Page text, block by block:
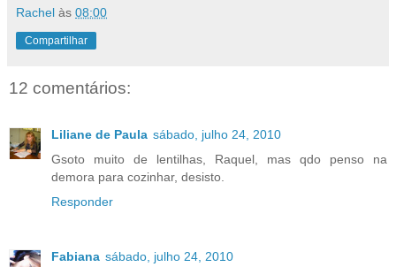
Rachel às 08:00
Compartilhar
12 comentários:
Liliane de Paula sábado, julho 24, 2010
Gsoto muito de lentilhas, Raquel, mas qdo penso na
demora para cozinhar, desisto.
Responder
Fabiana sábado, julho 24, 2010